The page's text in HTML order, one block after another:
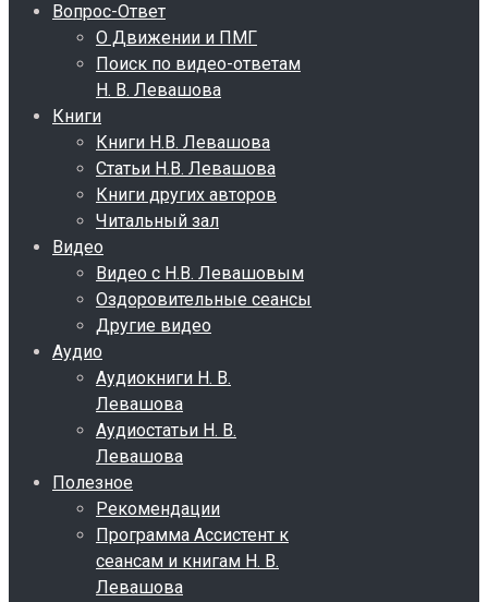
Вопрос-Ответ
О Движении и ПМГ
Поиск по видео-ответам
Н. В. Левашова
Книги
Книги Н.В. Левашова
Статьи Н.В. Левашова
Книги других авторов
Читальный зал
Видео
Видео с Н.В. Левашовым
Оздоровительные сеансы
Другие видео
Аудио
Аудиокниги Н. В.
Левашова
Аудиостатьи Н. В.
Левашова
Полезное
Рекомендации
Программа Ассистент к
сеансам и книгам Н. В.
Левашова